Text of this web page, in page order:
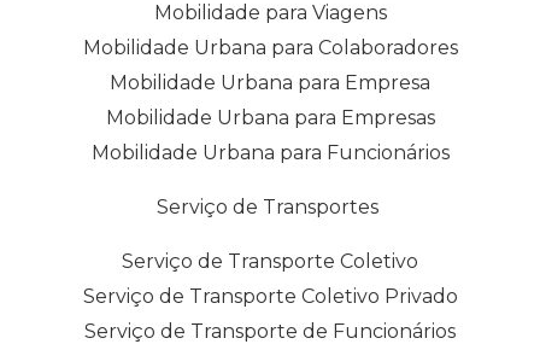
Mobilidade para Viagens
Mobilidade Urbana para Colaboradores
Mobilidade Urbana para Empresa
Mobilidade Urbana para Empresas
Mobilidade Urbana para Funcionários
Serviço de Transportes
Serviço de Transporte Coletivo
Serviço de Transporte Coletivo Privado
Serviço de Transporte de Funcionários